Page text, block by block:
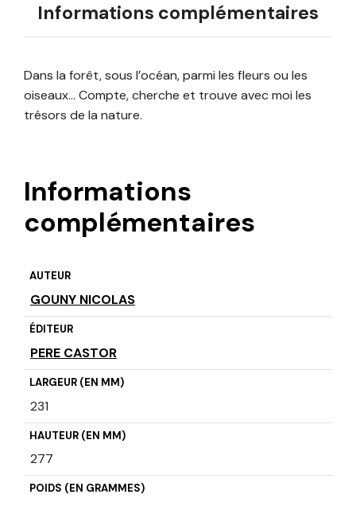
Informations complémentaires
Dans la forêt, sous l’océan, parmi les fleurs ou les
oiseaux… Compte, cherche et trouve avec moi les
trésors de la nature.
Informations
complémentaires
AUTEUR
GOUNY NICOLAS
ÉDITEUR
PERE CASTOR
LARGEUR (EN MM)
231
HAUTEUR (EN MM)
277
POIDS (EN GRAMMES)